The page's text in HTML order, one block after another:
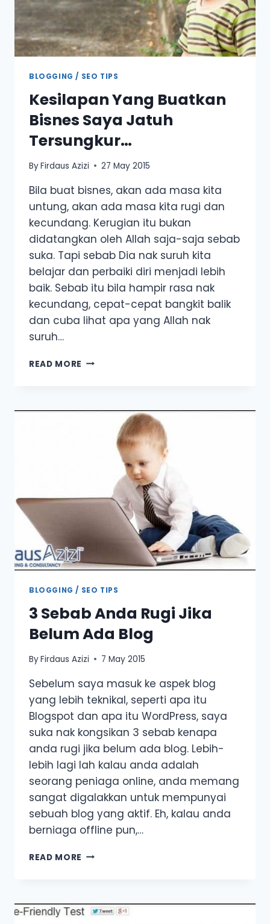
BLOGGING / SEO TIPS
Kesilapan Yang Buatkan
Bisnes Saya Jatuh
Tersungkur…
ByFirdaus Azizi 27 May 2015
Bila buat bisnes, akan ada masa kita
untung, akan ada masa kita rugi dan
kecundang. Kerugian itu bukan
didatangkan oleh Allah saja-saja sebab
suka. Tapi sebab Dia nak suruh kita
belajar dan perbaiki diri menjadi lebih
baik. Sebab itu bila hampir rasa nak
kecundang, cepat-cepat bangkit balik
dan cuba lihat apa yang Allah nak
suruh…
READ MORE KESILAPAN
SAYA
TERSUNGKUR…
BLOGGING / SEO TIPS
3 Sebab Anda Rugi Jika
Belum Ada Blog
ByFirdaus Azizi 7 May 2015
Sebelum saya masuk ke aspek blog
yang lebih teknikal, seperti apa itu
Blogspot dan apa itu WordPress, saya
suka nak kongsikan 3 sebab kenapa
anda rugi jika belum ada blog. Lebih-
lebih lagi lah kalau anda adalah
seorang peniaga online, anda memang
sangat digalakkan untuk mempunyai
sebuah blog yang aktif. Eh, kalau anda
berniaga offline pun,…
READ MORE 3
JIKA
BELUM